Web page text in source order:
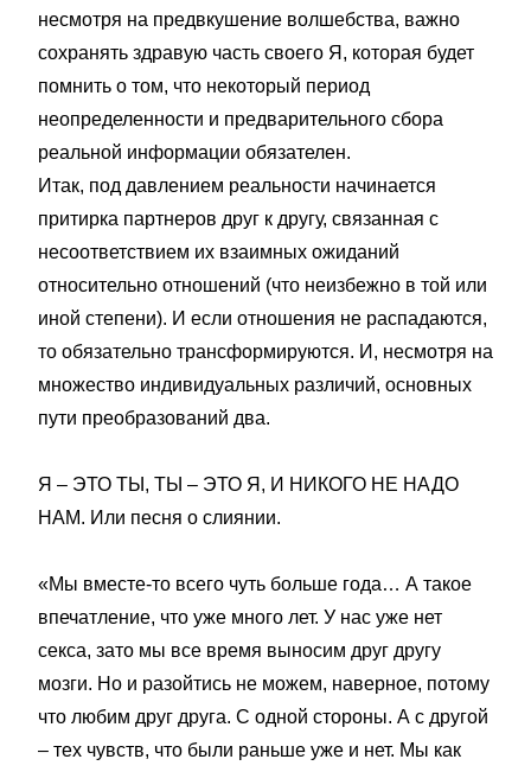
несмотря на предвкушение волшебства, важно
сохранять здравую часть своего Я, которая будет
помнить о том, что некоторый период
неопределенности и предварительного сбора
реальной информации обязателен.
Итак, под давлением реальности начинается
притирка партнеров друг к другу, связанная с
несоответствием их взаимных ожиданий
относительно отношений (что неизбежно в той или
иной степени). И если отношения не распадаются,
то обязательно трансформируются. И, несмотря на
множество индивидуальных различий, основных
пути преобразований два.
Я – ЭТО ТЫ, ТЫ – ЭТО Я, И НИКОГО НЕ НАДО
НАМ. Или песня о слиянии.
«Мы вместе-то всего чуть больше года… А такое
впечатление, что уже много лет. У нас уже нет
секса, зато мы все время выносим друг другу
мозги. Но и разойтись не можем, наверное, потому
что любим друг друга. С одной стороны. А с другой
– тех чувств, что были раньше уже и нет. Мы как